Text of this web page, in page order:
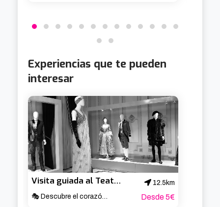
Experiencias que te pueden
interesar
Visita guiada al Teatro Arriaga
12.5km
🎭 Descubre el corazón cultural de Bilbao ✨
Desde 5€